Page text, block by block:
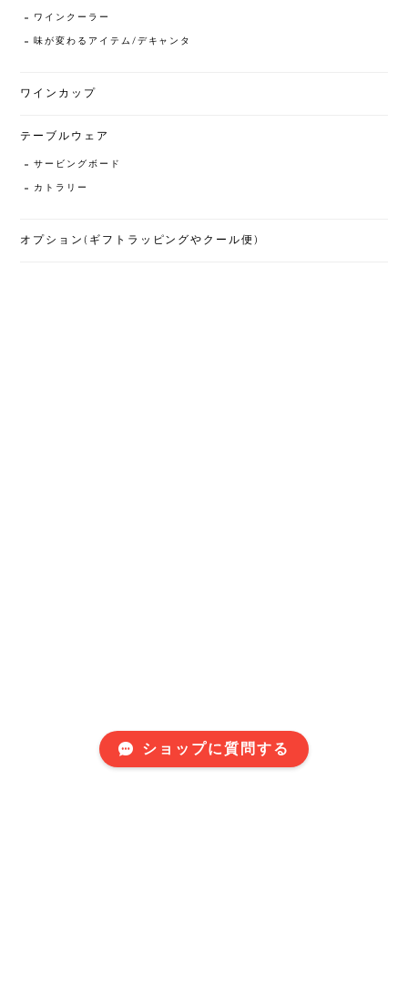
ワインクーラー
味が変わるアイテム/デキャンタ
ワインカップ
テーブルウェア
サービングボード
カトラリー
オプション(ギフトラッピングやクール便)
ショップに質問する